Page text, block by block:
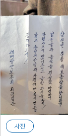
사진